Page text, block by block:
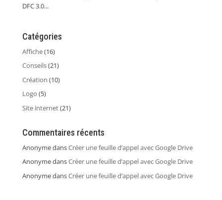
DFC 3.0...
Catégories
Affiche(16)
Conseils(21)
Création (10)
Logo (5)
Site internet(21)
Commentaires récents
AnonymedansCréer une feuille d’appel avec Google Drive
AnonymedansCréer une feuille d’appel avec Google Drive
AnonymedansCréer une feuille d’appel avec Google Drive